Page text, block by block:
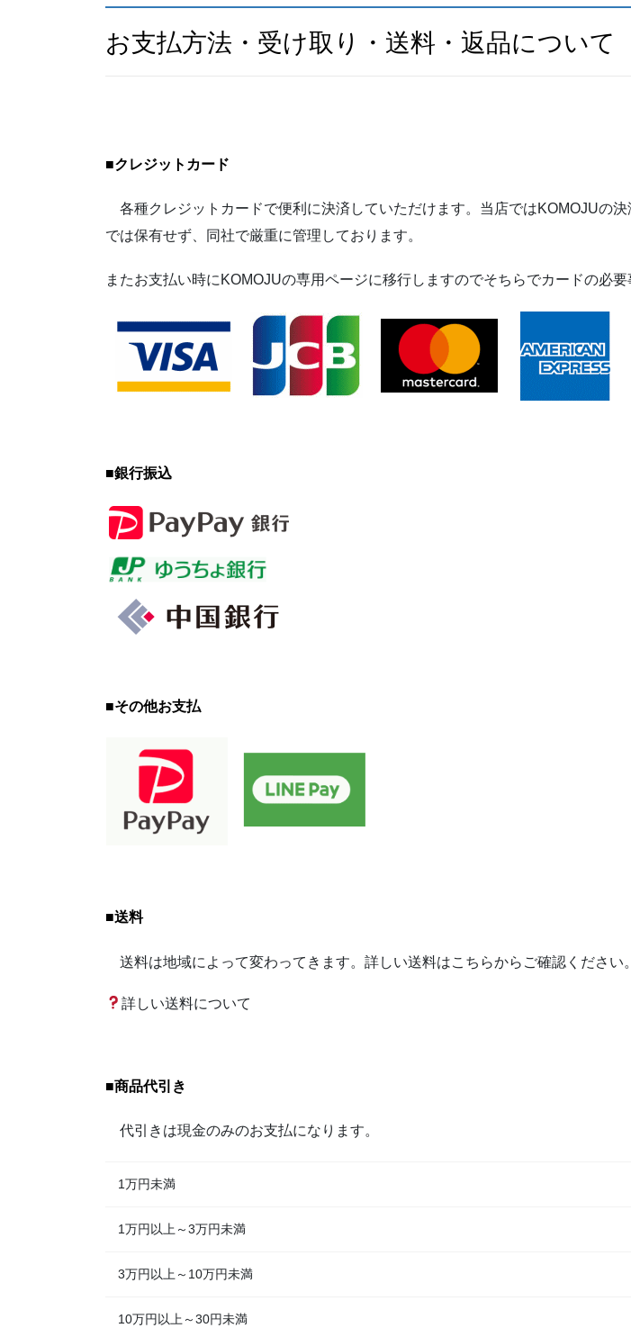
お支払方法・受け取り・送料・返品について
■クレジットカード
各種クレジットカードで便利に決済していただけます。当店ではKOMOJUの
では保有せず、同社で厳重に管理しております。
またお支払い時にKOMOJUの専用ページに移行しますのでそちらでカードの必要
■銀行振込
■その他お支払
■送料
送料は地域によって変わってきます。詳しい送料はこちらからご確認ください。
詳しい送料について
■商品代引き
代引きは現金のみのお支払になります。
1万円未満
1万円以上～3万円未満
3万円以上～10万円未満
10万円以上～30円未満